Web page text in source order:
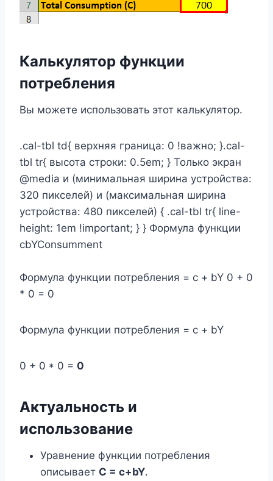
Калькулятор функции
потребления
Вы можете использовать этот калькулятор.
.cal-tbl td{ верхняя граница: 0 !важно; }.cal-
tbl tr{ высота строки: 0.5em; } Только экран
@media и (минимальная ширина устройства:
320 пикселей) и (максимальная ширина
устройства: 480 пикселей) { .cal-tbl tr{ line-
height: 1em !important; } } Формула функции
cbYConsumment
Формула функции потребления = c + bY 0 + 0
* 0 = 0
Формула функции потребления = c + bY
0 + 0 * 0 = 0
Актуальность и
использование
Уравнение функции потребления
описывает С = с+bY.